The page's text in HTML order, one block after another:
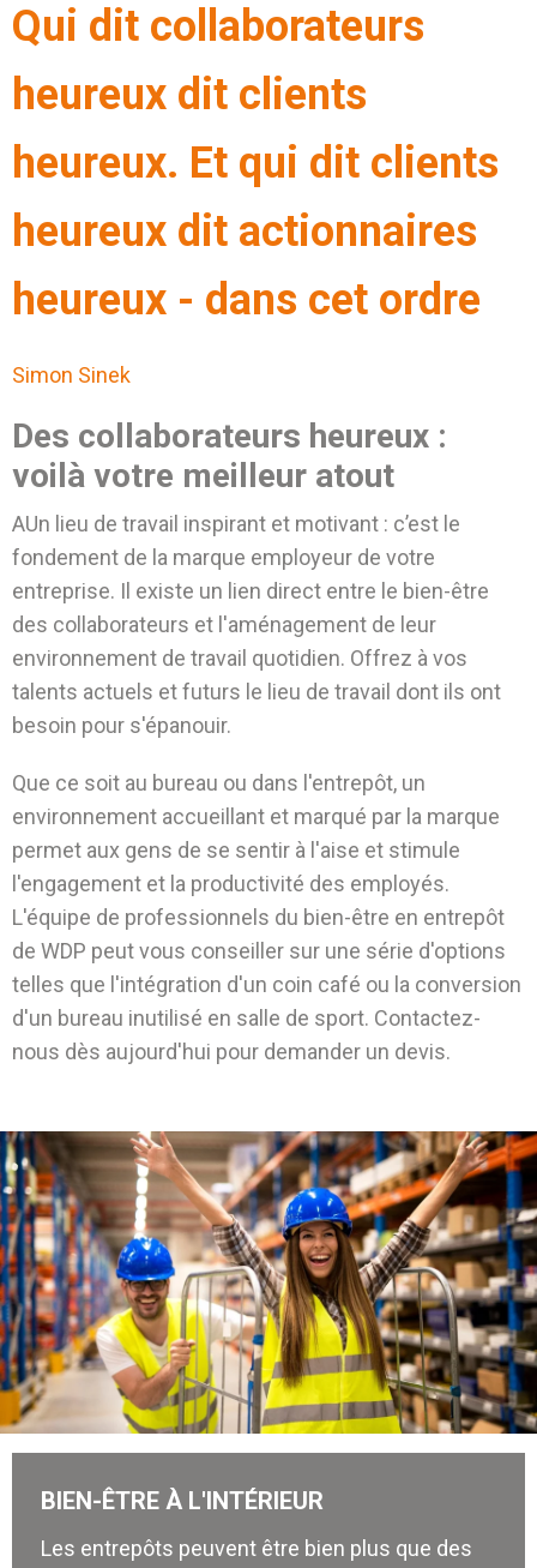
Qui dit collaborateurs
heureux dit clients
heureux. Et qui dit clients
heureux dit actionnaires
heureux - dans cet ordre
Simon Sinek
Des collaborateurs heureux :
voilà votre meilleur atout
AUn lieu de travail inspirant et motivant : c’est le
fondement de la marque employeur de votre
entreprise. Il existe un lien direct entre le bien-être
des collaborateurs et l'aménagement de leur
environnement de travail quotidien. Offrez à vos
talents actuels et futurs le lieu de travail dont ils ont
besoin pour s'épanouir.
Que ce soit au bureau ou dans l'entrepôt, un
environnement accueillant et marqué par la marque
permet aux gens de se sentir à l'aise et stimule
l'engagement et la productivité des employés.
L'équipe de professionnels du bien-être en entrepôt
de WDP peut vous conseiller sur une série d'options
telles que l'intégration d'un coin café ou la conversion
d'un bureau inutilisé en salle de sport. Contactez-
nous dès aujourd'hui pour demander un devis.
BIEN-ÊTRE À L'INTÉRIEUR
Les entrepôts peuvent être bien plus que des